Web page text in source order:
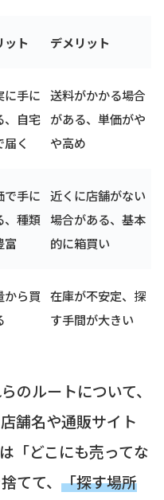
ット デメリット
に手に
、自宅
届く
送料がかかる場合
がある、単価がや
や高め
で手に
、種類
富
近くに店舗がない
場合がある、基本
的に箱買い
から買 在庫が不安定、探
す手間が大きい
のルートについて、
舗名や通販サイト
「どこにも売ってな
てて、 「探す場所